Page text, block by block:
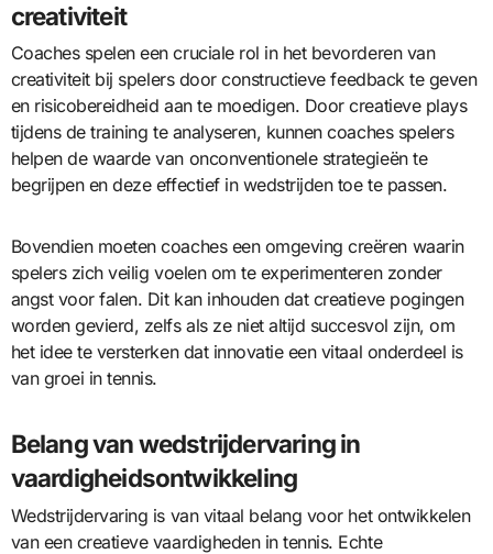
creativiteit
Coaches spelen een cruciale rol in het bevorderen van
creativiteit bij spelers door constructieve feedback te geven
en risicobereidheid aan te moedigen. Door creatieve plays
tijdens de training te analyseren, kunnen coaches spelers
helpen de waarde van onconventionele strategieën te
begrijpen en deze effectief in wedstrijden toe te passen.
Bovendien moeten coaches een omgeving creëren waarin
spelers zich veilig voelen om te experimenteren zonder
angst voor falen. Dit kan inhouden dat creatieve pogingen
worden gevierd, zelfs als ze niet altijd succesvol zijn, om
het idee te versterken dat innovatie een vitaal onderdeel is
van groei in tennis.
Belang van wedstrijdervaring in
vaardigheidsontwikkeling
Wedstrijdervaring is van vitaal belang voor het ontwikkelen
van een creatieve vaardigheden in tennis. Echte